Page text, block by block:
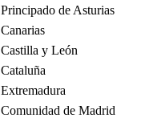
Principado de Asturias
Canarias
Castilla y León
Cataluña
Extremadura
Comunidad de Madrid